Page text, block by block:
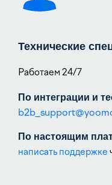
Технические
Работаем 24/7
По интеграции и
По настоящим
написать поддержке